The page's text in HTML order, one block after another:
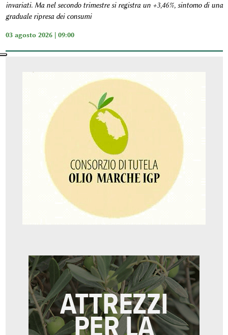
invariati. Ma nel secondo trimestre si registra un +3,46%, sintomo di una
graduale ripresa dei consumi
03 agosto 2026 | 09:00